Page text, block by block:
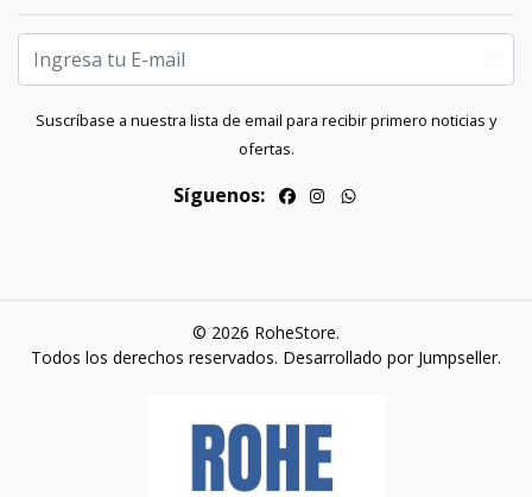
Suscríbase a nuestra lista de email para recibir primero noticias y
ofertas.
Síguenos:
© 2026 RoheStore.
Todos los derechos reservados. Desarrollado por Jumpseller.